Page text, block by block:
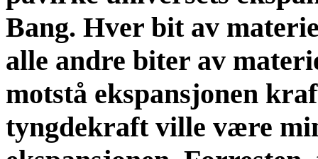
Bang. Hver bit av
alle andre biter av
motstå ekspansjonen
tyngdekraft ville være